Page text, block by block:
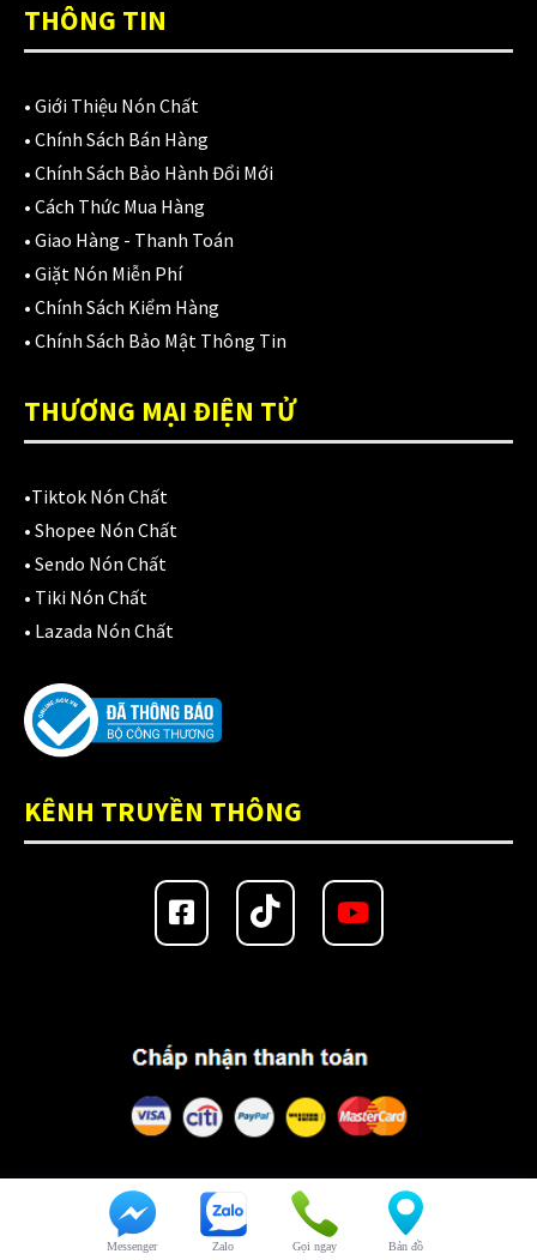
THÔNG TIN
• Giới Thiệu Nón Chất
• Chính Sách Bán Hàng
• Chính Sách Bảo Hành Đổi Mới
• Cách Thức Mua Hàng
• Giao Hàng - Thanh Toán
• Giặt Nón Miễn Phí
• Chính Sách Kiểm Hàng
• Chính Sách Bảo Mật Thông Tin
THƯƠNG MẠI ĐIỆN TỬ
•Tiktok Nón Chất
• Shopee Nón Chất
• Sendo Nón Chất
• Tiki Nón Chất
• Lazada Nón Chất
KÊNH TRUYỀN THÔNG
Copyright 2024 @ nonchat.vn
Bản đồ
Gọi ngay
Zalo
Messenger